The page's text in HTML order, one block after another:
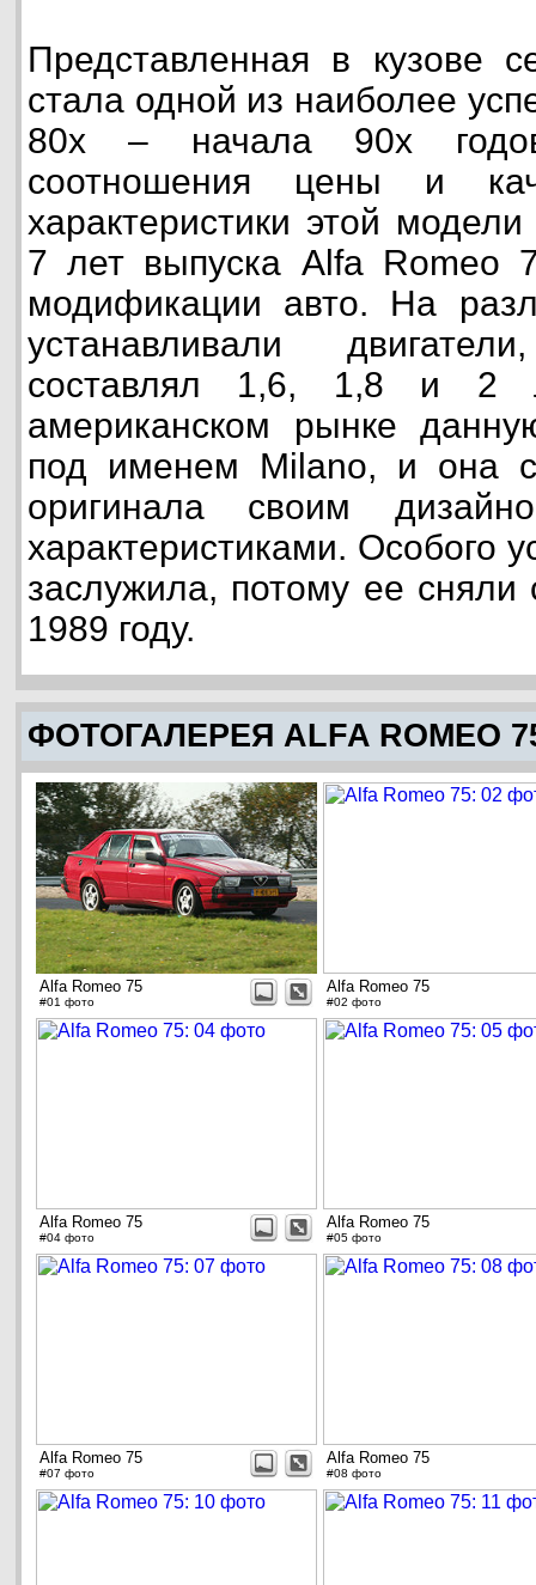
Представленная в кузове
стала одной из наиболее
80х – начала 90х
соотношения цены и
характеристики этой
7 лет выпуска Alfa Romeo
модификации авто. На
устанавливали
составлял 1,6, 1,8 и 2
американском рынке
под именем Milano, и она
оригинала своим
характеристиками. Особого
заслужила, потому ее сняли
1989 году.
ФОТОГАЛЕРЕЯ ALFA ROMEO
Alfa Romeo 75
#01 фото
Alfa Romeo 75
#02 фото
Alfa Romeo 75
#04 фото
Alfa Romeo 75
#05 фото
Alfa Romeo 75
#07 фото
Alfa Romeo 75
#08 фото